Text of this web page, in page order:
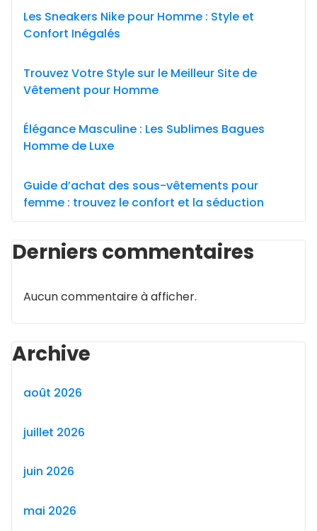
Les Sneakers Nike pour Homme : Style et
Confort Inégalés
Trouvez Votre Style sur le Meilleur Site de
Vêtement pour Homme
Élégance Masculine : Les Sublimes Bagues
Homme de Luxe
Guide d’achat des sous-vêtements pour
femme : trouvez le confort et la séduction
Derniers commentaires
Aucun commentaire à afficher.
Archive
août 2026
juillet 2026
juin 2026
mai 2026